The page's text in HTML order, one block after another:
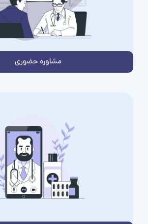
مشاوره حضوری